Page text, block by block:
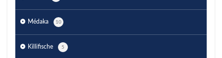
Médaka 10
Killifische 5